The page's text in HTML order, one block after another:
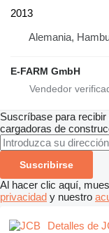
2013
Alemania,
E-FARM GmbH
Suscríbase para
cargadoras de
Suscribirse
Al hacer clic aquí,
privacidad y nuestro
Detalles de